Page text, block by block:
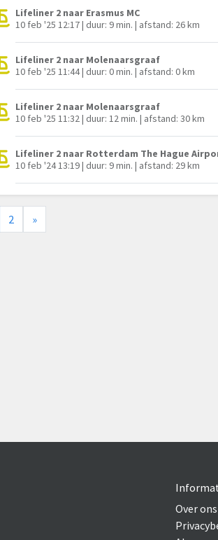
Lifeliner 2 naar Erasmus MC
10 feb '25 12:17 | duur: 9 min. | afstand: 26 km
Lifeliner 2 naar Molenaarsgraaf
10 feb '25 11:44 | duur: 0 min. | afstand: 0 km
Lifeliner 2 naar Molenaarsgraaf
10 feb '25 11:32 | duur: 12 min. | afstand: 30 km
Lifeliner 2 naar Rotterdam The Hague
10 feb '24 13:19 | duur: 9 min. | afstand: 29 km
2 »
Over ons